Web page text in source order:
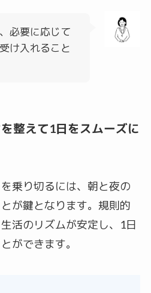
必要に応じて
け入れること
整えて1日をスムーズに
乗り切るには、朝と夜の
が鍵となります。規則的
活のリズムが安定し、1日
ができます。